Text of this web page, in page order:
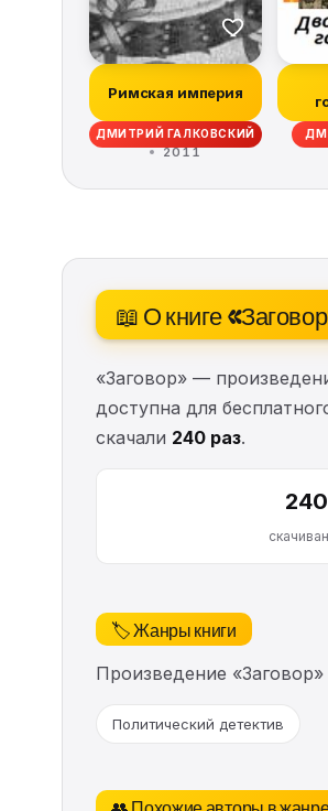
Римская империя
ДМИТРИЙ ГАЛКОВСКИЙ
2011
📖 О книге
«Заговор» —
доступна для
скачали 240 раз.
240
🏷️ Жанры книги
Произведение
Политический детектив